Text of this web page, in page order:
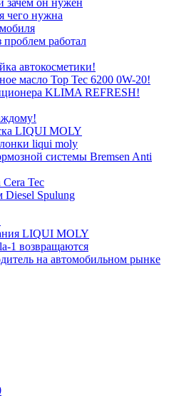
зачем он нужен
чего нужна
работал
автокосметики!
масло Top Tec 6200 0W-20!
KLIMA REFRESH!
LIQUI MOLY
liqui moly
системы Bremsen Anti
Tec
Diesel Spulung
LIQUI MOLY
1 возвращаются
на автомобильном рынке